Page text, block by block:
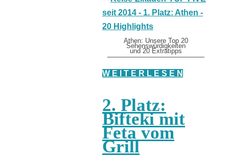
Athen: Unsere Top 20
Sehenswürdigkeiten
und 20 Extratipps
W E I T E R L E S E N
2. Platz:
Bifteki mit
Feta vom
Grill